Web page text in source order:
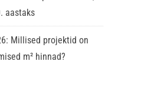
aastaks
Millised projektid on
m² hinnad?